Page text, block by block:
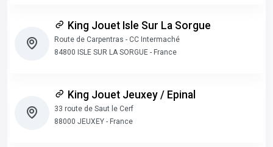
King Jouet Isle Sur La Sorgue
Route de Carpentras - CC Intermaché
84800 ISLE SUR LA SORGUE - France
King Jouet Jeuxey / Epinal
33 route de Saut le Cerf
88000 JEUXEY - France